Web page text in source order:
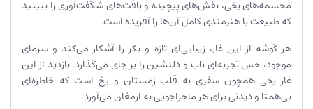
مجسمه‌های یخی، نقش‌های پیچیده و بافت‌های شگفت‌آوری را ببینید
که طبیعت با هنرمندی کامل آن‌ها را آفریده است.
هر گوشه از این غار، زیبایی‌ای تازه و بکر را آشکار می‌کند و سرمای
موجود، حس تجربه‌ای ناب و دلنشین را بر جای می‌گذارد. بازدید از این
غار یخی همچون سفری به قلب زمستان و یخ است که خاطره‌ای
بی‌همتا و دیدنی برای هر ماجراجویی به ارمغان می‌آورد.